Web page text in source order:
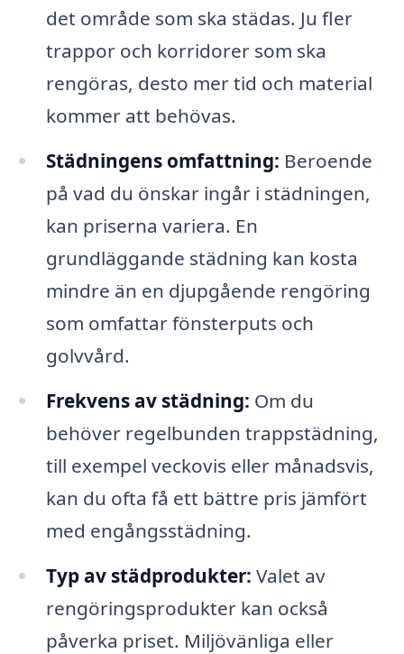
det område som ska städas. Ju fler
trappor och korridorer som ska
rengöras, desto mer tid och material
kommer att behövas.
Städningens omfattning: Beroende
på vad du önskar ingår i städningen,
kan priserna variera. En
grundläggande städning kan kosta
mindre än en djupgående rengöring
som omfattar fönsterputs och
golvvård.
Frekvens av städning: Om du
behöver regelbunden trappstädning,
till exempel veckovis eller månadsvis,
kan du ofta få ett bättre pris jämfört
med engångsstädning.
Typ av städprodukter: Valet av
rengöringsprodukter kan också
påverka priset. Miljövänliga eller